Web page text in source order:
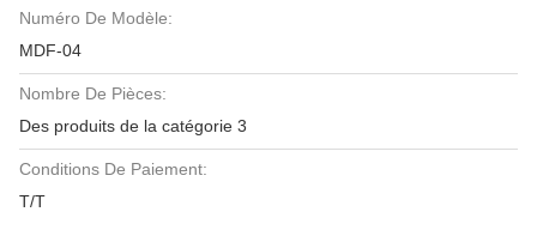
Numéro De Modèle:
MDF-04
Nombre De Pièces:
Des produits de la catégorie 3
Conditions De Paiement:
T/T